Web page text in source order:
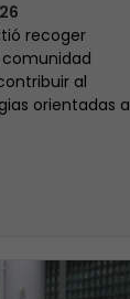
recoger
al
orientadas a